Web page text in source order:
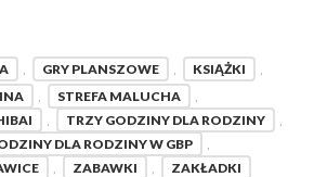
GRY PLANSZOWE KSIĄŻKI
STREFA MALUCHA
TRZY GODZINY DLA RODZINY
DLA RODZINY W GBP
ZABAWKI ZAKŁADKI